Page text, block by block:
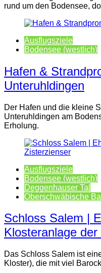
rund um den Bodensee,
Ausflugsziele
Bodensee (westlich)
Hafen &
Unteruhldingen
Der Hafen und die kleine
Unteruhldingen am
Erholung.
Ausflugsziele
Bodensee (westlich)
Deggenhauser Tal
Oberschwäbische
Schloss Salem |
Klosteranlage
Das Schloss Salem ist
Kloster), die mit viel